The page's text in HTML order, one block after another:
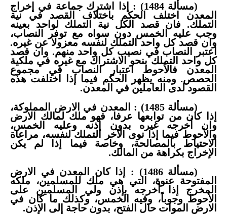
(مسألة 1484) : إذا اشترك جماعة في إخراج
المعدن اختلف الحكم باختلاف القصد في نية
التملك. فان قصد الكل نية التملك لواحد بعينه
وجب عليه الخمس دون سواه مع توفر النصاب،
وان قصد كل واحد التملك لنفسه معزولا عن غيره.
اعتبر النصاب في نصيب كل واحد منهم. وان قصد
كل واحد التملك بنحو الاشتراك مع غيره في ملكية
المعدن فالأحوط اعتبار النصاب في مجموع
الحصص. ومنه يظهر الحكم فيما إذا اختلفت هذه
القصود لدى العاملين في المعدن.
(مسألة 1485) : المعدن في الارض المملوكة،
إذا كان من توابعها عرفا، فهو ملك لمالك الارض
وان أخرجه غيره بدون إذنه وعليه الخمس،
والأحوط فيما إذا نوى الآخر التملك لنفسه، مراعاة
الاحتياط بالمصالحة، وخاصة فيما إذا لم يكن
الإخراج بكراهة من المالك.
(مسألة 1486) : إذا كان المعدن في الارض
المفتوحة عنوة، التي هي ملك للمسلمين، ملكه
المخرج إذا أخرجه بإذن ولي المسلمين على
الأحوط وجوباً، وفيه الخمس، وكذلك ما كان في
الارض الموات حال الفتح، بدون حاجة إلى الإذن.